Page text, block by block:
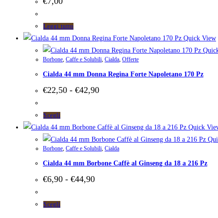
Leggi tutto
Quick View
Borbone, Caffe e Solubili, Cialda, Offerte
Cialda 44 mm Donna Regina Forte Napoletano 170 Pz
€22,50 - €42,90Fascia
€22,50
a
€42,90
Scegli
prodotto
ha
più
varianti.
Le
Quick
Borbone, Caffe e Solubili, Cialda
Cialda 44 mm Borbone Caffè al Ginseng da 18 a 216 Pz
€6,90 - €44,90Fascia
Scegli